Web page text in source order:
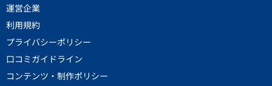
使用ツール
運営企業
利用規約
プライバシーポリシー
口コミガイドライン
コンテンツ・制作ポリシー